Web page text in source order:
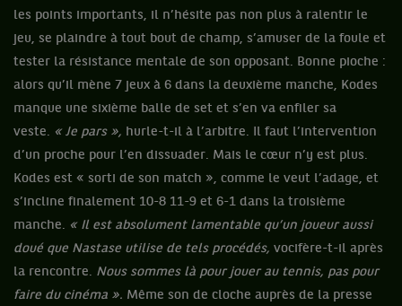
les points importants, il n’hésite pas non plus à ralentir le
jeu, se plaindre à tout bout de champ, s’amuser de la foule et
tester la résistance mentale de son opposant. Bonne pioche :
alors qu’il mène 7 jeux à 6 dans la deuxième manche, Kodes
manque une sixième balle de set et s’en va enfiler sa
veste. « Je pars », hurle-t-il à l’arbitre. Il faut l’intervention
d’un proche pour l’en dissuader. Mais le cœur n’y est plus.
Kodes est « sorti de son match », comme le veut l’adage, et
s’incline finalement 10-8 11-9 et 6-1 dans la troisième
manche. « Il est absolument lamentable qu’un joueur aussi
doué que Nastase utilise de tels procédés, vocifère-t-il après
la rencontre. Nous sommes là pour jouer au tennis, pas pour
faire du cinéma ». Même son de cloche auprès de la presse